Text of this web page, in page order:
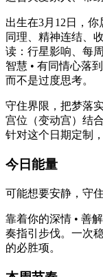
出生在3月12日，
同理、精神连结、
读：行星影响、每
智慧 • 有同情心落
而不是过度思考。
守住界限，把梦落
宫位（变动宫）结
针对这个日期定制
今日能量
可能想要安静，守
靠着你的深情 • 善
奏指引步伐。一次
的必胜项。